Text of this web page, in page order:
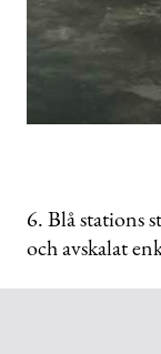
6. Blå stations
och avskalat